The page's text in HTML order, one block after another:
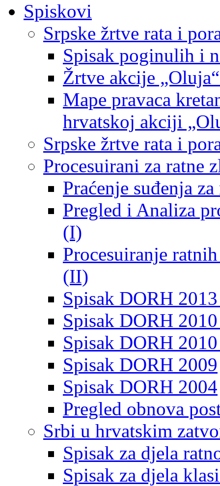
Spiskovi
Srpske žrtve rata i
Spisak poginulih i
Žrtve akcije
Mape pravaca
hrvatskoj akciji
Srpske žrtve rata i
Procesuirani za ratne
Praćenje suđenja
Pregled i Analiza
(I)
Procesuiranje
(II)
Spisak DORH
Spisak DORH
Spisak DORH
Spisak DORH 2009
Spisak DORH 2004
Pregled obnova
Srbi u hrvatskim
Spisak za djela
Spisak za djela